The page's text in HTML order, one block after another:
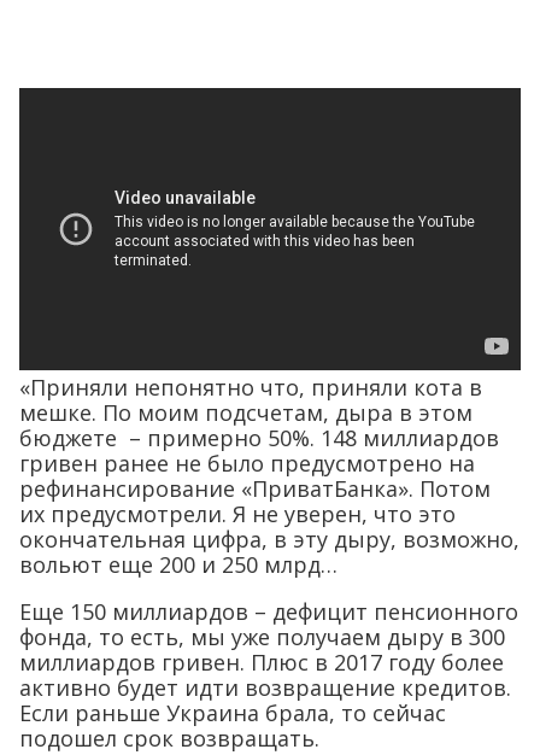
«Приняли непонятно что, приняли кота в
мешке. По моим подсчетам, дыра в этом
бюджете – примерно 50%. 148 миллиардов
гривен ранее не было предусмотрено на
рефинансирование «ПриватБанка». Потом
их предусмотрели. Я не уверен, что это
окончательная цифра, в эту дыру, возможно,
вольют еще 200 и 250 млрд…
Еще 150 миллиардов – дефицит пенсионного
фонда, то есть, мы уже получаем дыру в 300
миллиардов гривен. Плюс в 2017 году более
активно будет идти возвращение кредитов.
Если раньше Украина брала, то сейчас
подошел срок возвращать.